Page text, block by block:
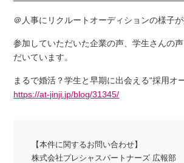
＠人事にリクルートオーディションの様子
参加していただいた企業の声、学生さんの
だいています。
まるで婚活？学生と早期に出会える“採用オ
https://at-jinji.jp/blog/31345/
【本件に関するお問い合わせ】
株式会社プレシャスパートナーズ 広報部